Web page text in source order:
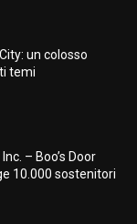
un colosso
temi
– Boo’s Door
10.000 sostenitori